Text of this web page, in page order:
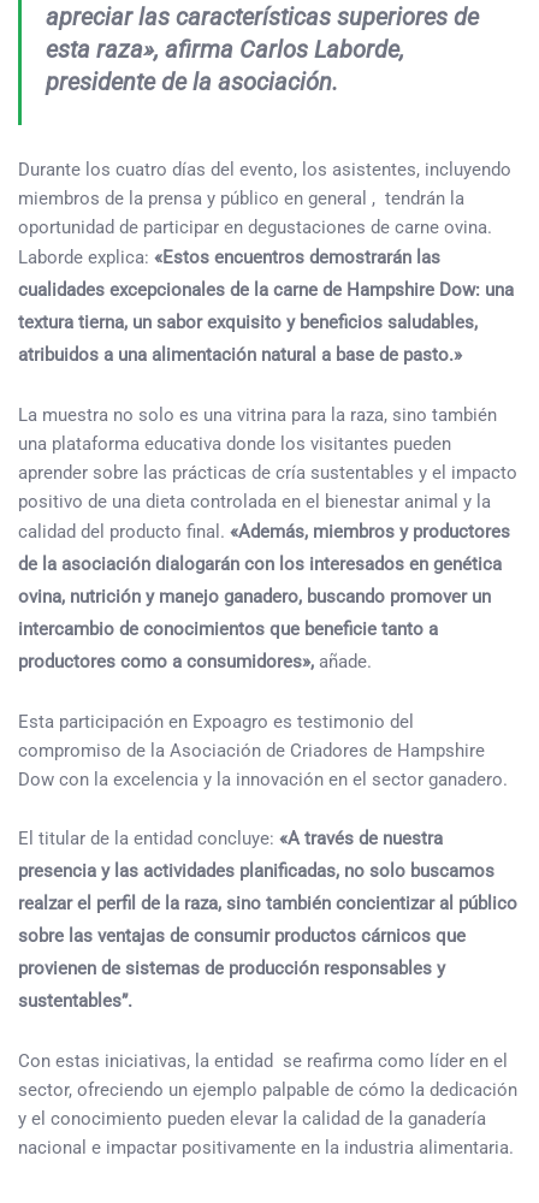
apreciar las características superiores de
esta raza», afirma Carlos Laborde,
presidente de la asociación.
Durante los cuatro días del evento, los asistentes, incluyendo
miembros de la prensa y público en general , tendrán la
oportunidad de participar en degustaciones de carne ovina.
Laborde explica: «Estos encuentros demostrarán las
cualidades excepcionales de la carne de Hampshire Dow: una
textura tierna, un sabor exquisito y beneficios saludables,
atribuidos a una alimentación natural a base de pasto.»
La muestra no solo es una vitrina para la raza, sino también
una plataforma educativa donde los visitantes pueden
aprender sobre las prácticas de cría sustentables y el impacto
positivo de una dieta controlada en el bienestar animal y la
calidad del producto final. «Además, miembros y productores
de la asociación dialogarán con los interesados en genética
ovina, nutrición y manejo ganadero, buscando promover un
intercambio de conocimientos que beneficie tanto a
productores como a consumidores», añade.
Esta participación en Expoagro es testimonio del
compromiso de la Asociación de Criadores de Hampshire
Dow con la excelencia y la innovación en el sector ganadero.
El titular de la entidad concluye: «A través de nuestra
presencia y las actividades planificadas, no solo buscamos
realzar el perfil de la raza, sino también concientizar al público
sobre las ventajas de consumir productos cárnicos que
provienen de sistemas de producción responsables y
sustentables”.
Con estas iniciativas, la entidad se reafirma como líder en el
sector, ofreciendo un ejemplo palpable de cómo la dedicación
y el conocimiento pueden elevar la calidad de la ganadería
nacional e impactar positivamente en la industria alimentaria.